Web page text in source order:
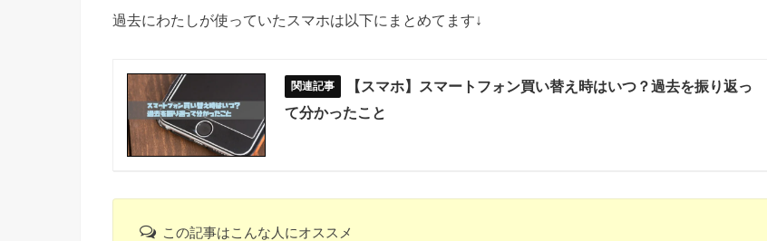
過去にわたしが使っていたスマホは以下にまとめてます↓
【スマホ】スマートフォン買い替え時はいつ？過去を振り返っ
て分かったこと
この記事はこんな人にオススメ